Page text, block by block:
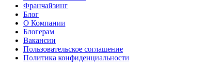
Франчайзинг
Блог
О Компании
Блогерам
Вакансии
Пользовательское соглашение
Политика конфиденциальности